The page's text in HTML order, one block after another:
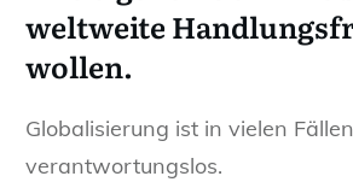
weltweite
wollen.
Globalisierung ist in vielen
verantwortungslos.